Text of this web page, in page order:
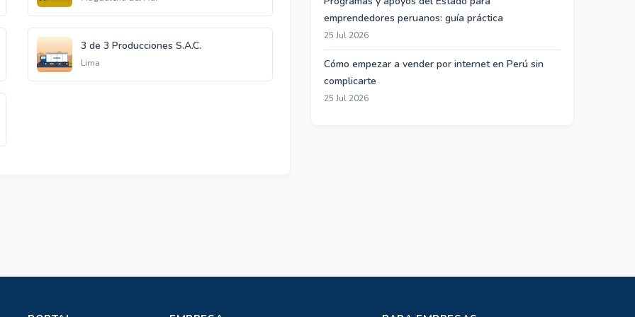
3 de 3 Producciones S.A.C.
Lima
emprendedores peruanos: guía práctica
25 Jul 2026
Cómo empezar a vender por internet en Perú sin
complicarte
25 Jul 2026